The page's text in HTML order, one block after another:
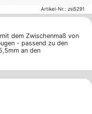
Artikel-Nr.: zsi5291
dem Zwischenmaß von
- passend zu den
an den